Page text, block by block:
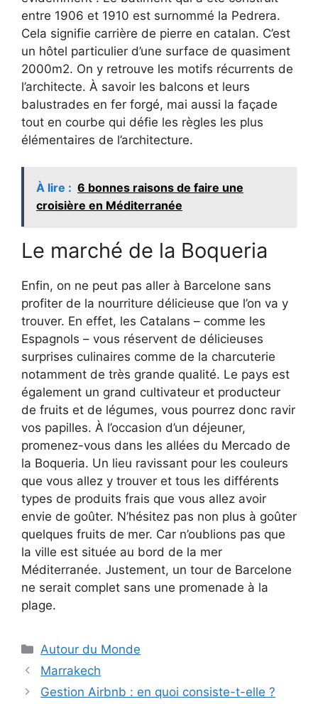
entre 1906 et 1910 est surnommé la Pedrera.
Cela signifie carrière de pierre en catalan. C’est
un hôtel particulier d’une surface de quasiment
2000m2. On y retrouve les motifs récurrents de
l’architecte. À savoir les balcons et leurs
balustrades en fer forgé, mai aussi la façade
tout en courbe qui défie les règles les plus
élémentaires de l’architecture.
À lire : 6 bonnes raisons de faire une
croisière en Méditerranée
Le marché de la Boqueria
Enfin, on ne peut pas aller à Barcelone sans
profiter de la nourriture délicieuse que l’on va y
trouver. En effet, les Catalans – comme les
Espagnols – vous réservent de délicieuses
surprises culinaires comme de la charcuterie
notamment de très grande qualité. Le pays est
également un grand cultivateur et producteur
de fruits et de légumes, vous pourrez donc ravir
vos papilles. À l’occasion d’un déjeuner,
promenez-vous dans les allées du Mercado de
la Boqueria. Un lieu ravissant pour les couleurs
que vous allez y trouver et tous les différents
types de produits frais que vous allez avoir
envie de goûter. N’hésitez pas non plus à goûter
quelques fruits de mer. Car n’oublions pas que
la ville est située au bord de la mer
Méditerranée. Justement, un tour de Barcelone
ne serait complet sans une promenade à la
plage.
Catégories
Autour du Monde
Marrakech
Gestion Airbnb : en quoi consiste-t-elle ?